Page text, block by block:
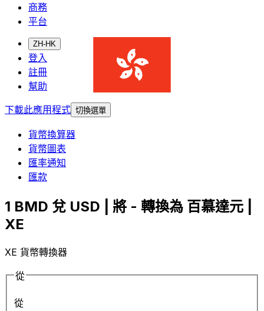
商務
平台
ZH-HK
登入
註冊
幫助
下載此應用程式 切換選單
貨幣換算器
貨幣圖表
匯率通知
匯款
1 BMD 兌 USD | 將 - 轉換為 百慕達元 |
XE
XE 貨幣轉換器
從
從